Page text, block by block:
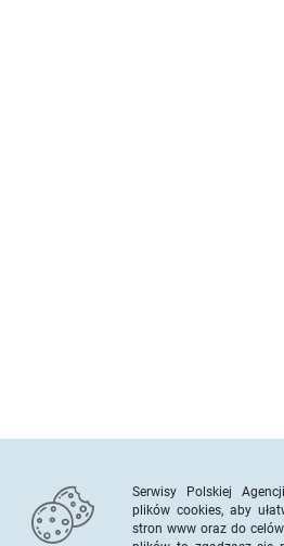
Serwisy Polskiej
plików cookies, aby
stron www oraz do